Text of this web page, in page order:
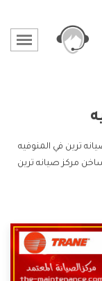
ترين في المنوفيه
مركز صيانه ترين